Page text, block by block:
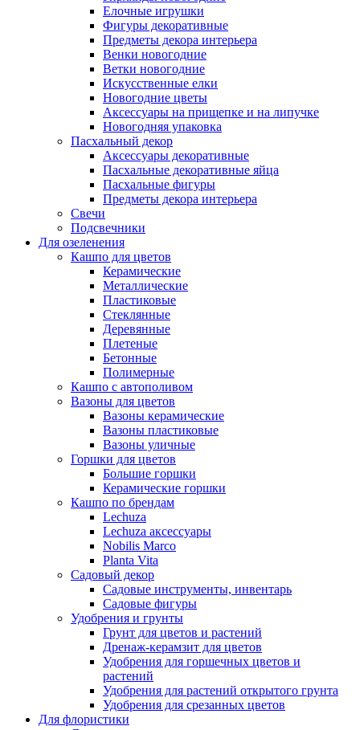
Елочные игрушки
Фигуры декоративные
Предметы декора интерьера
Венки новогодние
Ветки новогодние
Искусственные елки
Новогодние цветы
Аксессуары на прищепке и на липучке
Новогодняя упаковка
Пасхальный декор
Аксессуары декоративные
Пасхальные декоративные яйца
Пасхальные фигуры
Предметы декора интерьера
Свечи
Подсвечники
Для озеленения
Кашпо для цветов
Керамические
Металлические
Пластиковые
Стеклянные
Деревянные
Плетеные
Бетонные
Полимерные
Кашпо с автополивом
Вазоны для цветов
Вазоны керамические
Вазоны пластиковые
Вазоны уличные
Горшки для цветов
Большие горшки
Керамические горшки
Кашпо по брендам
Lechuza
Lechuza аксессуары
Nobilis Marco
Planta Vita
Садовый декор
Садовые инструменты, инвентарь
Садовые фигуры
Удобрения и грунты
Грунт для цветов и растений
Дренаж-керамзит для цветов
Удобрения для горшечных цветов и
растений
Удобрения для растений открытого грунта
Удобрения для срезанных цветов
Для флористики